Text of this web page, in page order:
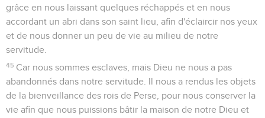
grâce en nous laissant quelques réchappés et en nous
accordant un abri dans son saint lieu, afin d'éclaircir nos yeux
et de nous donner un peu de vie au milieu de notre
servitude.
45 Car nous sommes esclaves, mais Dieu ne nous a pas
abandonnés dans notre servitude. Il nous a rendus les objets
de la bienveillance des rois de Perse, pour nous conserver la
vie afin que nous puissions bâtir la maison de notre Dieu et